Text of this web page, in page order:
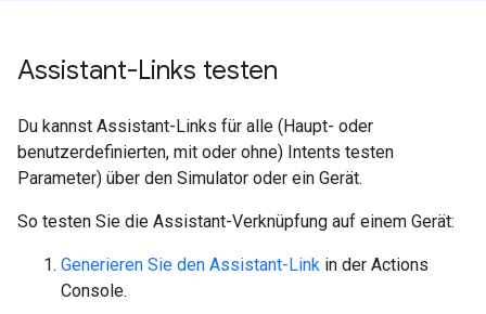
Assistant-Links testen
Du kannst Assistant-Links für alle (Haupt- oder
benutzerdefinierten, mit oder ohne) Intents testen
Parameter) über den Simulator oder ein Gerät.
So testen Sie die Assistant-Verknüpfung auf einem Gerät:
Generieren Sie den Assistant-Link in der Actions
Console.